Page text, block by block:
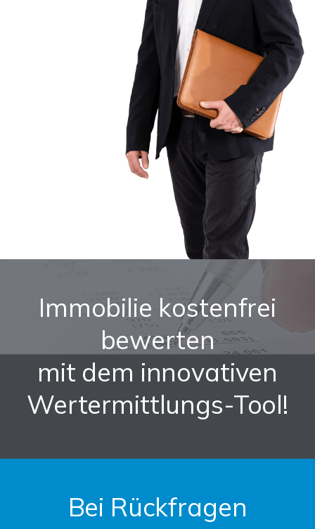
Immobilie kostenfrei
bewerten
mit dem innovativen
Wertermittlungs-Tool!
Bei Rückfragen